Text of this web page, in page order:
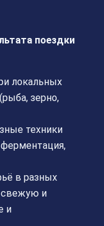
поездки
локальных
зерно,
техники
в разных
свежую и
и